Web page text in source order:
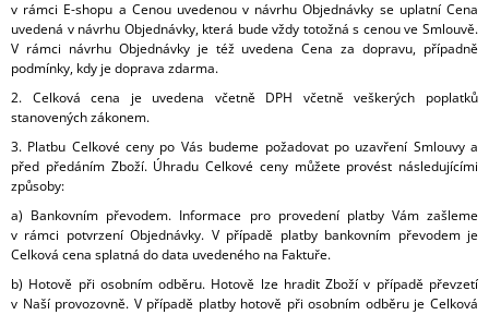
v rámci E-shopu a Cenou uvedenou v návrhu Objednávky se uplatní Cena
uvedená v návrhu Objednávky, která bude vždy totožná s cenou ve Smlouvě.
V rámci návrhu Objednávky je též uvedena Cena za dopravu, případně
podmínky, kdy je doprava zdarma.
2. Celková cena je uvedena včetně DPH včetně veškerých poplatků
stanovených zákonem.
3. Platbu Celkové ceny po Vás budeme požadovat po uzavření Smlouvy a
před předáním Zboží. Úhradu Celkové ceny můžete provést následujícími
způsoby:
a) Bankovním převodem. Informace pro provedení platby Vám zašleme
v rámci potvrzení Objednávky. V případě platby bankovním převodem je
Celková cena splatná do data uvedeného na Faktuře.
b) Hotově při osobním odběru. Hotově lze hradit Zboží v případě převzetí
v Naší provozovně. V případě platby hotově při osobním odběru je Celková